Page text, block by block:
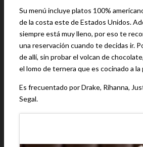
Su menú incluye platos 100%
de la costa este de Estados Unidos.
siempre está muy lleno, por eso te
una reservación cuando te decidas ir.
de allí, sin probar el volcan de
el lomo de ternera que es
Es frecuentado por Drake, Rihanna,
Segal.